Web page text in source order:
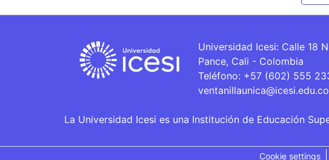
Universidad Icesi: Calle 18
Pance, Cali - Colombia
Teléfono: +57 (602) 555
ventanillaunica@icesi.edu.co
La Universidad Icesi es una Institución de Educación
Cookie settings